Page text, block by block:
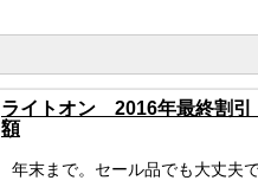
ライトオン 2016年最終割引
額
年末まで。セール品でも大丈夫で